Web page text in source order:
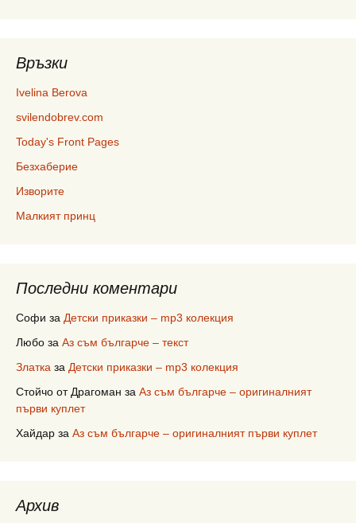
Връзки
Ivelina Berova
svilendobrev.com
Today's Front Pages
Безхаберие
Изворите
Малкият принц
Последни коментари
Софи за Детски приказки – mp3 колекция
Любо за Аз съм българче – текст
Златка за Детски приказки – mp3 колекция
Стойчо от Драгоман за Аз съм българче – оригиналният
първи куплет
Хайдар за Аз съм българче – оригиналният първи куплет
Архив